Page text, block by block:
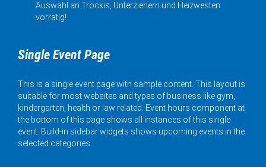
Auswahl an Trockis, Unterziehern und Heizwesten
vorrätig!
Single Event Page
This is a single event page with sample content. This layout is
suitable for most websites and types of business like gym,
kindergarten, health or law related. Event hours component at
the bottom of this page shows all instances of this single
event. Build-in sidebar widgets shows upcoming events in the
selected categories.